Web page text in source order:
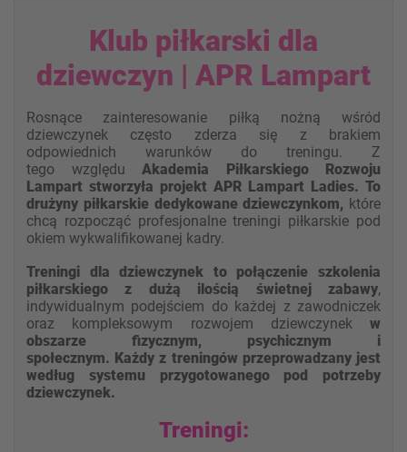
Klub piłkarski dla
dziewczyn | APR Lampart
Rosnące zainteresowanie piłką nożną wśród
dziewczynek często zderza się z brakiem
odpowiednich warunków do treningu. Z
tego względu Akademia Piłkarskiego Rozwoju
Lampart stworzyła projekt APR Lampart Ladies. To
drużyny piłkarskie dedykowane dziewczynkom, które
chcą rozpocząć profesjonalne treningi piłkarskie pod
okiem wykwalifikowanej kadry.
Treningi dla dziewczynek to połączenie szkolenia
piłkarskiego z dużą ilością świetnej zabawy,
indywidualnym podejściem do każdej z zawodniczek
oraz kompleksowym rozwojem dziewczynek w
obszarze fizycznym, psychicznym i
społecznym. Każdy z treningów przeprowadzany jest
według systemu przygotowanego pod potrzeby
dziewczynek.
Treningi: